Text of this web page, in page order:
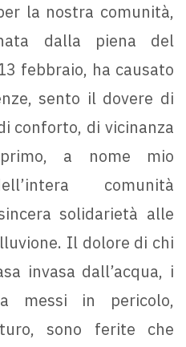
la nostra comunità,
dalla piena del
febbraio, ha causato
sento il dovere di
conforto, di vicinanza
a nome mio
comunità
solidarietà alle
Il dolore di chi
invasa dall’acqua, i
messi in pericolo,
sono ferite che